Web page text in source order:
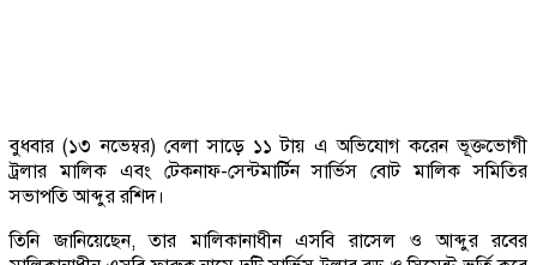
বুধবার (১৩ নভেম্বর) বেলা সাড়ে ১১ টায় এ অভিযোগ করেন ভূক্তভোগী
ট্রলার মালিক এবং টেকনাফ-সেন্টমার্টিন সার্ভিস বোট মালিক সমিতির
সভাপতি আব্দুর রশিদ।
তিনি জানিয়েছেন, তার মালিকানাধীন এসবি রাসেল ও আব্দুর রবের